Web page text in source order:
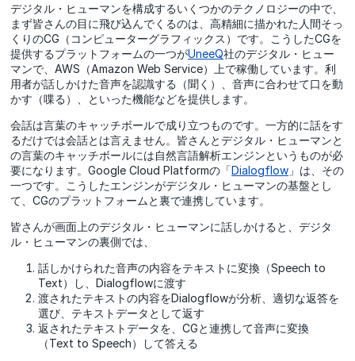
デジタル・ヒューマンを構成するいくつかのテクノロジーの中で、
まず皆さんの目に飛び込んでくるのは、高精細に描かれた人間そっ
くりのCG（コンピューターグラフィックス）です。こうしたCGを
提供するプラットフォームの一つがUneeQ社のデジタル・ヒュー
マンで、AWS（Amazon Web Service）上で稼働しています。利
用者が話しかけた音声を認識する（聞く）、音声に合わせて口を動
かす（喋る）、といった機能などを提供します。
会話は言葉のキャッチボールで成り立つものです。一方的に話をす
るだけでは会話とは言えません。皆さんとデジタル・ヒューマンと
の言葉のキャッチボールには自然言語解析エンジンというものが必
要になります。Google Cloud Platformの「Dialogflow 」は、その
一つです。こうしたエンジンがデジタル・ヒューマンの基盤とし
て、CGのプラットフォームと裏で連携しています。
皆さんが画面上のデジタル・ヒューマンに話しかけると、デジタ
ル・ヒューマンの裏側では、
話しかけられた音声の内容をテキストに変換（Speech to
Text）し、Dialogflowに渡す
渡されたテキストの内容をDialogflowが分析、適切な返答を
選び、テキストデータとして返す
返されたテキストデータを、CGと連携して音声に変換
（Text to Speech）して答える